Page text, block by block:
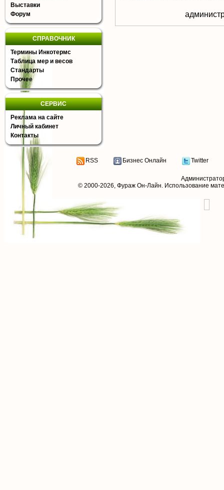
Выставки
Форум
СПРАВОЧНИК
Термины Инкотермс
Таблица мер и весов
Стандарты
Прочее
СЕРВИС
Реклама на сайте
Личный кабинет
Контакты
RSS Бизнес Онлайн Twitter
© 2000-2026, Фураж Он-Лайн. Использование